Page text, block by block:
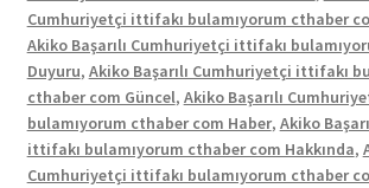
Cumhuriyetçi ittifakı bulamıyorum cthaber
Akiko Başarılı Cumhuriyetçi ittifakı
Duyuru, Akiko Başarılı Cumhuriyetçi ittifakı
cthaber com Güncel, Akiko Başarılı
bulamıyorum cthaber com Haber, Akiko
ittifakı bulamıyorum cthaber com Hakkında,
Cumhuriyetçi ittifakı bulamıyorum cthaber